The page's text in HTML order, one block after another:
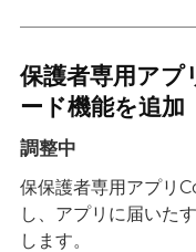
保護者専用ア
ード機能を追加
調整中
保保護者専用アプリ
し、アプリに届いた
します。